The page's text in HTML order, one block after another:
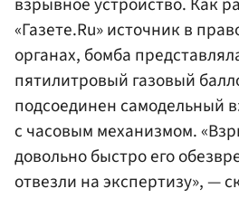
«Газете.Ru» источник в
органах, бомба
пятилитровый газовый
подсоединен самодельный
с часовым механизмом.
довольно быстро его
отвезли на экспертизу», —